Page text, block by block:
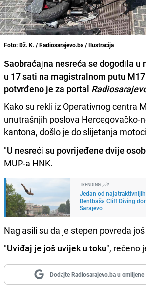
Foto: Dž. K. / Radiosarajevo.ba / Ilustracija
Saobraćajna nesreća se dogodila u
u 17 sati na magistralnom putu
potvrđeno je za portal
Kako su rekli iz Operativnog centra
unutrašnjih poslova Hercegovačko-
kantona, došlo je do slijetanja
"U nesreći su povrijeđene dvije
MUP-a HNK.
TRENDING
Jedan od
Bentbaša Cliff Diving
Sarajevo
Naglasili su da je stepen povreda
"Uviđaj je još uvijek u toku", rečeno
Dodajte Radiosarajevo.ba u omiljene